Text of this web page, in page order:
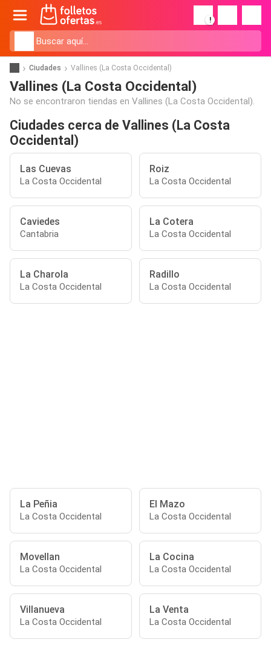
!
Ciudades Vallines (La Costa Occidental)
Vallines (La Costa Occidental)
No se encontraron tiendas en Vallines (La Costa Occidental).
Ciudades cerca de Vallines (La Costa
Occidental)
Las Cuevas
La Costa Occidental
Roiz
La Costa Occidental
Caviedes
Cantabria
La Cotera
La Costa Occidental
La Charola
La Costa Occidental
Radillo
La Costa Occidental
La Peñia
La Costa Occidental
El Mazo
La Costa Occidental
Movellan
La Costa Occidental
La Cocina
La Costa Occidental
Villanueva
La Costa Occidental
La Venta
La Costa Occidental